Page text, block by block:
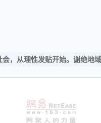
会，从理性发贴开始。谢绝地